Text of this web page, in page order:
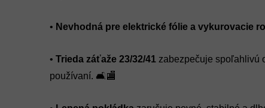
• Nevhodná pre elektrické fólie a vykurovacie
• Trieda záťaže 23/32/41 zabezpečuje spoľahlivú
používaní. 🛋️🏬